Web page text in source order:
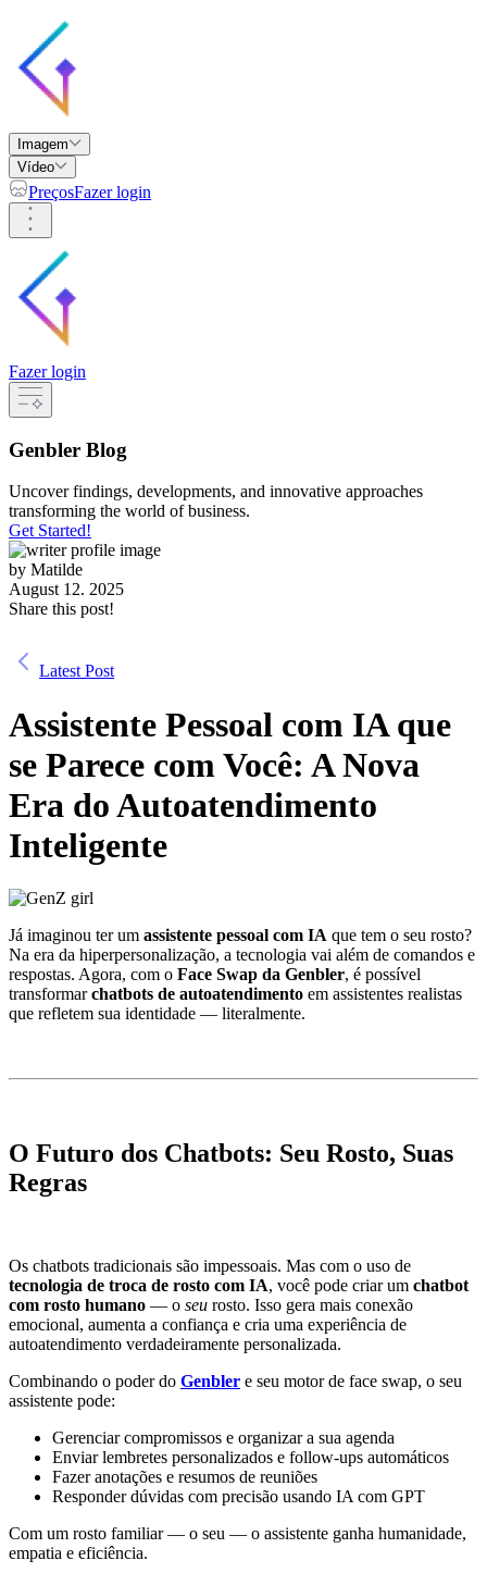
Imagem
Vídeo
PreçosFazer login
Fazer login
Genbler Blog
Uncover findings, developments, and innovative approaches
transforming the world of business.
Get Started!
by Matilde
August 12. 2025
Share this post!
Latest Post
Assistente Pessoal com IA que
se Parece com Você: A Nova
Era do Autoatendimento
Inteligente
Já imaginou ter um assistente pessoal com IA que tem o seu rosto?
Na era da hiperpersonalização, a tecnologia vai além de comandos e
respostas. Agora, com o Face Swap da Genbler, é possível
transformarchatbots de autoatendimento em assistentes realistas
que refletem sua identidade — literalmente.
O Futuro dos Chatbots: Seu Rosto, Suas
Regras
Os chatbots tradicionais são impessoais. Mas com o uso de
tecnologia de troca de rosto com IA, você pode criar um chatbot
com rosto humano — o seu rosto. Isso gera mais conexão
emocional, aumenta a confiança e cria uma experiência de
autoatendimento verdadeiramente personalizada.
Combinando o poder do Genbler e seu motor de face swap, o seu
assistente pode:
Gerenciar compromissos e organizar a sua agenda
Enviar lembretes personalizados e follow-ups automáticos
Fazer anotações e resumos de reuniões
Responder dúvidas com precisão usando IA com GPT
Com um rosto familiar — o seu — o assistente ganha humanidade,
empatia e eficiência.